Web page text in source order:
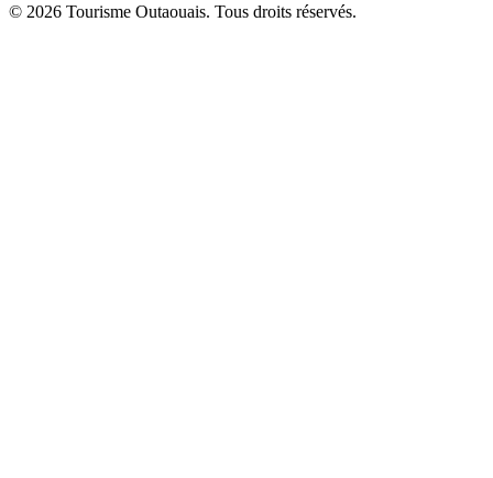
© 2026 Tourisme Outaouais. Tous droits réservés.